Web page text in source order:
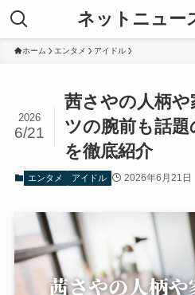
ネットニュー
ホーム エンタメ アイドル
茜さやの人柄
ツの腕前も話
を徹底紹介
2026
6/21
エンタメ アイドル 2026年6月21日